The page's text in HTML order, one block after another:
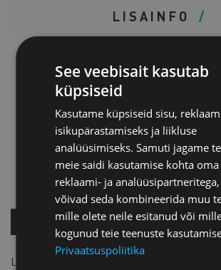
LISAINFO
Piret
Teenuste
HINNAKIRI
OSTA KOHE!
Liikmele + km, mitteliikmele
See veebisait kasutab
küpsiseid
Kasutame küpsiseid sisu,
isikupärastamiseks ja liikluse
analüüsimiseks. Samuti jagame
meie saidi kasutamise kohta oma
reklaami- ja
võivad seda kombineerida muu
mille olete neile esitanud või
kogunud teie teenuste
Privaatsuspoliitika